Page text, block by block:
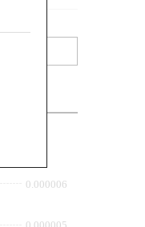
0.000006